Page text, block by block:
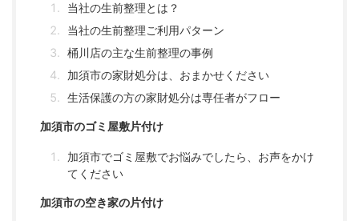
当社の生前整理とは？
当社の生前整理ご利用パターン
桶川店の主な生前整理の事例
加須市の家財処分は、おまかせください
生活保護の方の家財処分は専任者がフロー
加須市のゴミ屋敷片付け
加須市でゴミ屋敷でお悩みでしたら、お声をかけ
てください
加須市の空き家の片付け